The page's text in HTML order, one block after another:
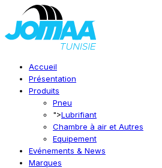
Accueil
Présentation
Produits
Pneu
">Lubrifiant
Chambre à air et Autres
Equipement
Evénements & News
Marques